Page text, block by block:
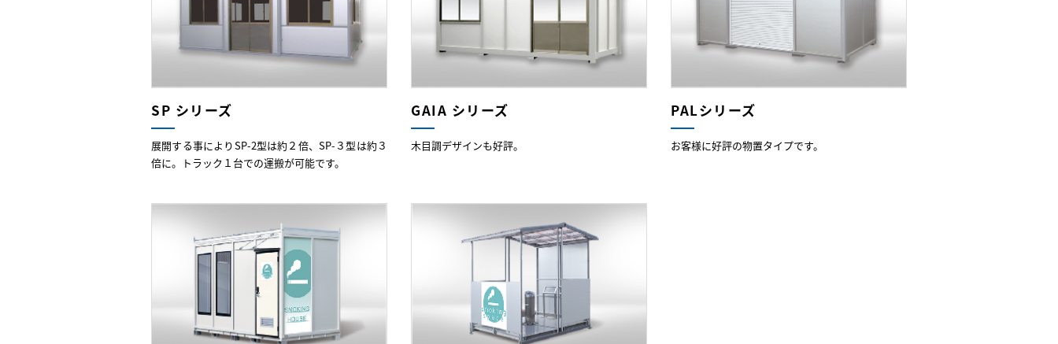
SP シリーズ
展開する事によりSP-2型は約２倍、SP-３型は約３
倍に。トラック１台での運搬が可能です。
GAIA シリーズ
木目調デザインも好評。
PALシリーズ
お客様に好評の物置タイプです。